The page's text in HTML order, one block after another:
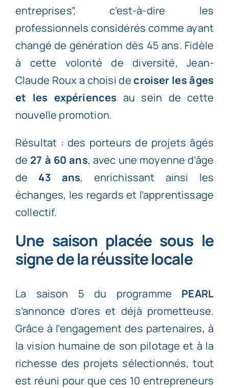
entreprises”, c’est-à-dire les
professionnels considérés comme ayant
changé de génération dès 45 ans. Fidèle
à cette volonté de diversité, Jean-
Claude Roux a choisi decroiser les âges
et les expériences au sein de cette
nouvelle promotion.
Résultat : des porteurs de projets âgés
de 27 à 60 ans, avec une moyenne d’âge
de 43 ans, enrichissant ainsi les
échanges, les regards et l’apprentissage
collectif.
Une saison placée sous le
signe de la réussite locale
La saison 5 du programme PEARL
s’annonce d’ores et déjà prometteuse.
Grâce à l’engagement des partenaires, à
la vision humaine de son pilotage et à la
richesse des projets sélectionnés, tout
est réuni pour que ces 10 entrepreneurs